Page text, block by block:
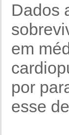
Dados
em
por
esse